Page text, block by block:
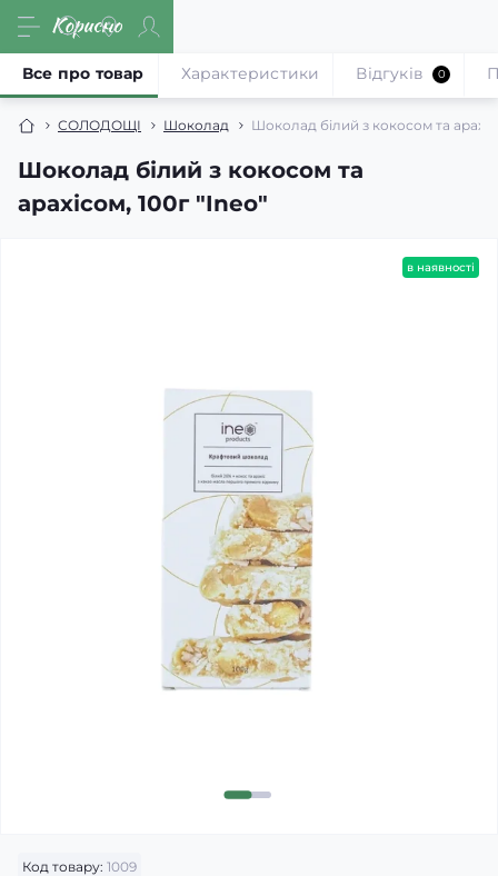
СОЛОДОЩІ Шоколад Шоколад білий з кокосом та
Шоколад білий з кокосом та
арахісом, 100г "Ineo"
Все про товар Характеристики Відгуків 0
в наявності
Код товару: 1009